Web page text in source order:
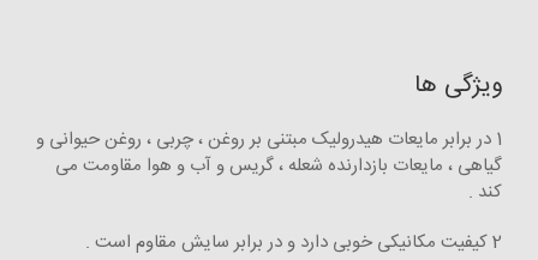
ویژگی ها
1 در برابر مایعات هیدرولیک مبتنی بر روغن ، چربی ، روغن حیوانی و
گیاهی ، مایعات بازدارنده شعله ، گریس و آب و هوا مقاومت می
کند .
2 کیفیت مکانیکی خوبی دارد و در برابر سایش مقاوم است .